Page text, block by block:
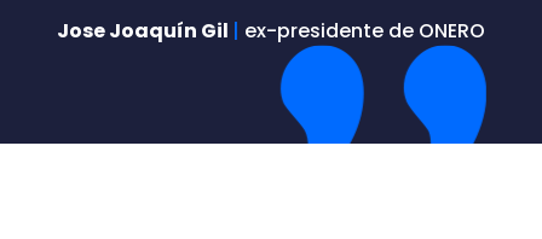
Jose Joaquín Gil | ex-presidente de ONERO